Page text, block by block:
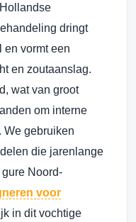
dringt
en vormt een
en zoutaanslag.
wat van groot
om interne
We gebruiken
die jarenlange
Noord-
voor
in dit vochtige